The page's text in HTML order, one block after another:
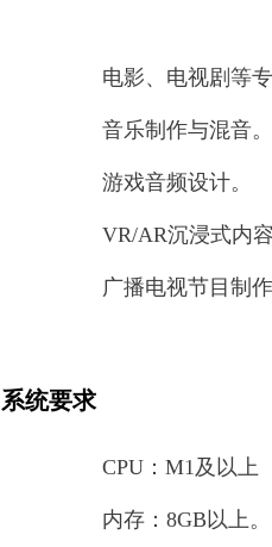
电影、电视剧等
音乐制作与混音。
游戏音频设计。
VR/AR沉浸式内容
广播电视节目制作
系统要求
CPU：M1及以上
内存：8GB以上。